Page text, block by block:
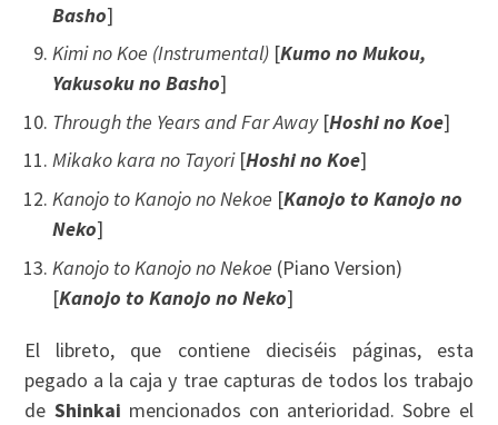
Basho]
Kimi no Koe (Instrumental) [Kumo no Mukou,
Yakusoku no Basho]
Through the Years and Far Away[Hoshi no Koe]
Mikako kara no Tayori[Hoshi no Koe]
Kanojo to Kanojo no Nekoe [Kanojo to Kanojo no
Neko]
Kanojo to Kanojo no Nekoe (Piano Version)
[Kanojo to Kanojo no Neko]
El libreto, que contiene dieciséis páginas, esta
pegado a la caja y trae capturas de todos los trabajo
de Shinkai mencionados con anterioridad. Sobre el